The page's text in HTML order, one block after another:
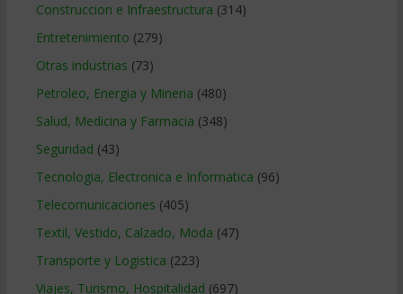
Construccion e Infraestructura (314)
Entretenimiento (279)
Otras industrias (73)
Petroleo, Energia y Mineria (480)
Salud, Medicina y Farmacia (348)
Seguridad (43)
Tecnologia, Electronica e Informatica (96)
Telecomunicaciones (405)
Textil, Vestido, Calzado, Moda (47)
Transporte y Logistica (223)
Viajes, Turismo, Hospitalidad (697)